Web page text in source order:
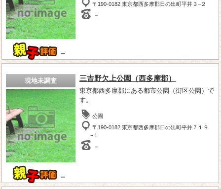
－
〒190-0182 東京都西多摩郡日の出町平井３−２
－
現地未調査
－
三吉野欠上公園（西多摩郡）
東京都西多摩郡にある都市公園（街区公園）で
す。
公園
〒190-0182 東京都西多摩郡日の出町平井７１９
−１
－